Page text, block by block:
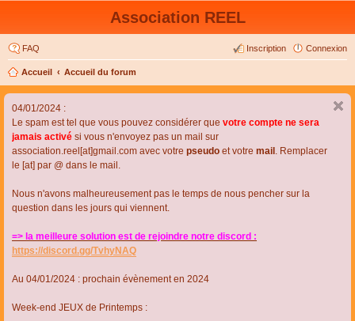
Association REEL
FAQ Connexion
Inscription
Accueil Accueil du forum
04/01/2024 :
Le spam est tel que vous pouvez considérer que votre compte ne sera
jamais activé si vous n'envoyez pas un mail sur
association.reel[at]gmail.com avec votre pseudo et votre mail . Remplacer
le [at] par @ dans le mail.
Nous n'avons malheureusement pas le temps de nous pencher sur la
question dans les jours qui viennent.
=> la meilleure solution est de rejoindre notre discord :
https://discord.gg/TvhyNAQ
Au 04/01/2024 : prochain évènement en 2024
Week-end JEUX de Printemps :